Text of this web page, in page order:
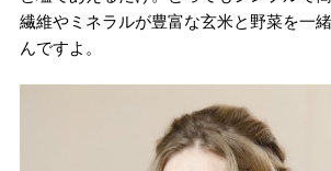
繊維やミネラルが豊富な玄米と野菜を一
んですよ。